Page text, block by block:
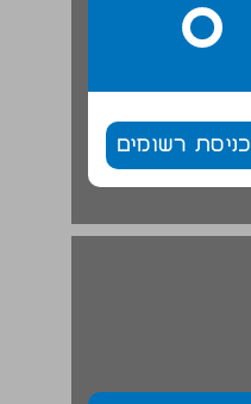
כניסת רשומים